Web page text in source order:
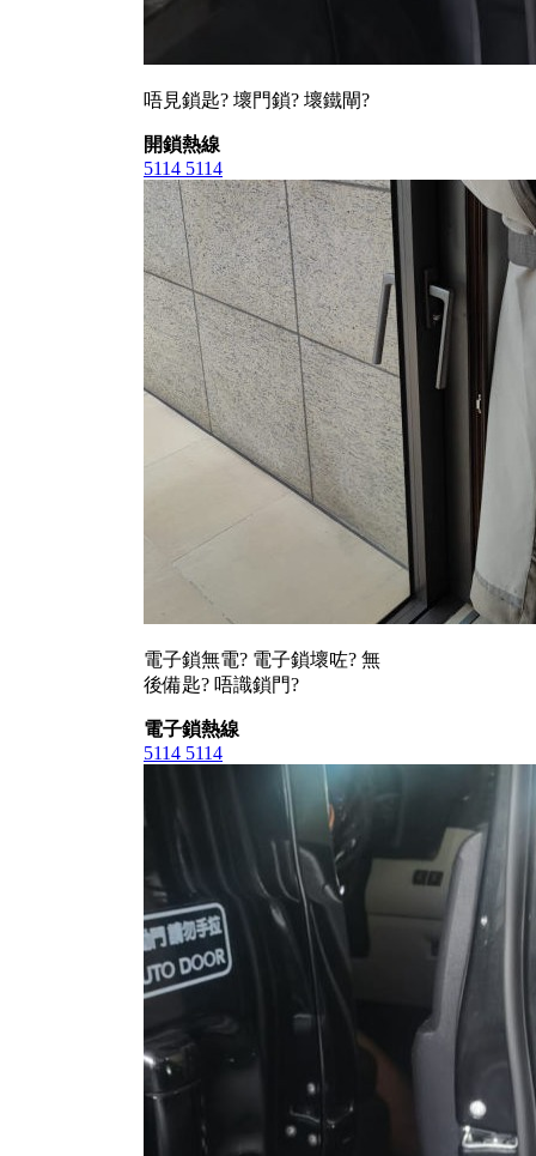
唔見鎖匙? 壞門鎖? 壞鐵閘?
開鎖熱線
5114 5114
電子鎖無電? 電子鎖壞咗? 無
後備匙? 唔識鎖門?
電子鎖熱線
5114 5114